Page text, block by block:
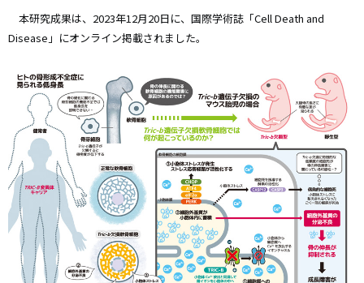
本研究成果は、2023年12月20日に、国際学術誌「Cell Death and
Disease」にオンライン掲載されました。